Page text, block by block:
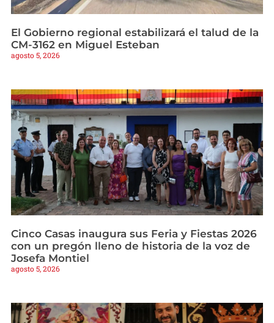
El Gobierno regional estabilizará el talud de la
CM-3162 en Miguel Esteban
agosto 5, 2026
Cinco Casas inaugura sus Feria y Fiestas 2026
con un pregón lleno de historia de la voz de
Josefa Montiel
agosto 5, 2026